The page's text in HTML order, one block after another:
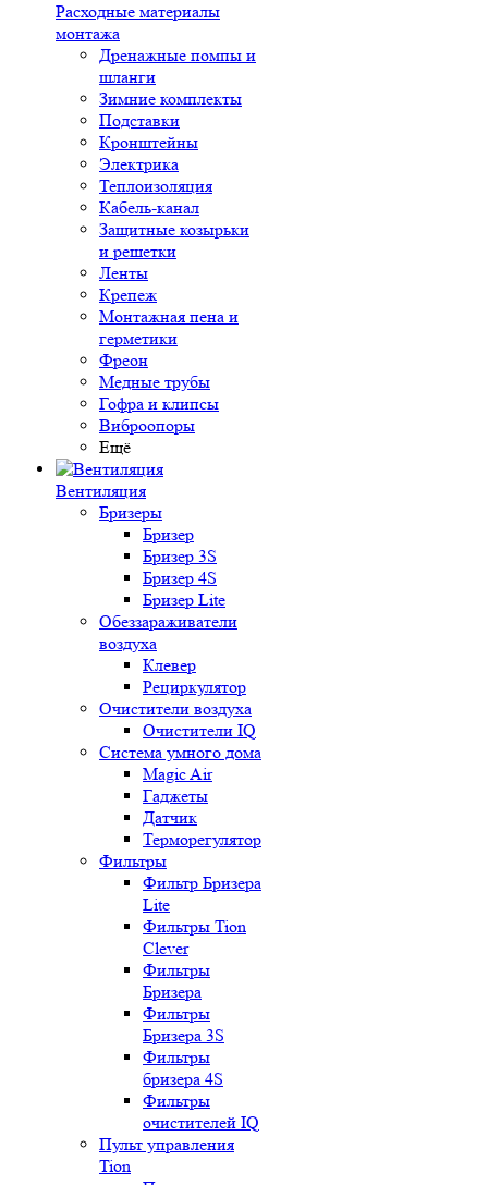
Расходные материалы
монтажа
Дренажные помпы и
шланги
Зимние комплекты
Подставки
Кронштейны
Электрика
Теплоизоляция
Кабель-канал
Защитные козырьки
и решетки
Ленты
Крепеж
Монтажная пена и
герметики
Фреон
Медные трубы
Гофра и клипсы
Виброопоры
Ещё
Вентиляция
Бризеры
Бризер
Бризер 3S
Бризер 4S
Бризер Lite
Обеззараживатели
воздуха
Клевер
Рециркулятор
Очистители воздуха
Очистители IQ
Система умного дома
Magic Air
Гаджеты
Датчик
Терморегулятор
Фильтры
Фильтр Бризера
Lite
Фильтры Tion
Clever
Фильтры
Бризера
Фильтры
Бризера 3S
Фильтры
бризера 4S
Фильтры
очистителей IQ
Пульт управления
Tion